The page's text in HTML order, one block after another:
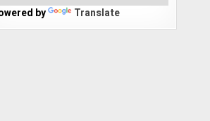
by Translate